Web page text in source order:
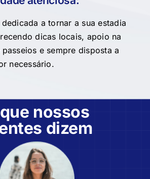
a tornar a sua estadia
dicas locais, apoio na
e sempre disposta a
necessário.
nossos
dizem